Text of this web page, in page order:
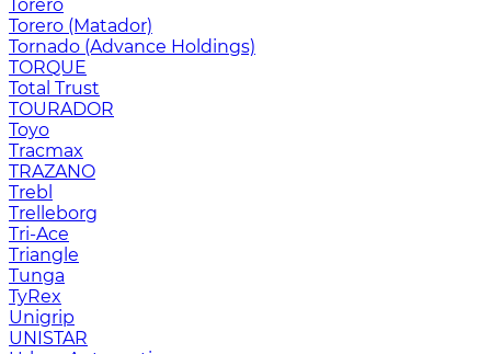
Torero
Torero (Matador)
Tornado (Advance Holdings)
TORQUE
Total Trust
TOURADOR
Toyo
Tracmax
TRAZANO
Trebl
Trelleborg
Tri-Ace
Triangle
Tunga
TyRex
Unigrip
UNISTAR